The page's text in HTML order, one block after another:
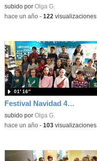
Contenido educativo.
subido por Olga G.
-hace un año- 122 visualizaciones
Festival Navidad 4ºC año 2022
Contenido educativo.
subido por Olga G.
01′ 16″
-hace un año- 103visualizaciones